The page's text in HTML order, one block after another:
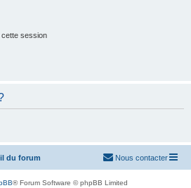
session
du forum Nous contacter
® Forum Software © phpBB Limited